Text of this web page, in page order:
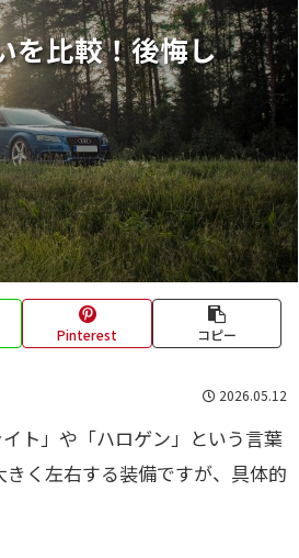
を比較！後悔し
Pinterest コピー
2026.05.12
ト」や「ハロゲン」という言葉
く左右する装備ですが、具体的